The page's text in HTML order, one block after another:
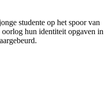
studente op het spoor van
hun identiteit opgaven in